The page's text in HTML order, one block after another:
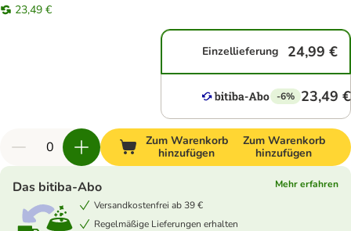
23,49 €
Einzellieferung 24,99 €
-6% 23,49 €
Zum Warenkorb
hinzufügen
Zum Warenkorb
hinzufügen
Das bitiba-Abo
Mehr erfahren
Versandkostenfrei ab 39 €
Regelmäßige Lieferungen erhalten